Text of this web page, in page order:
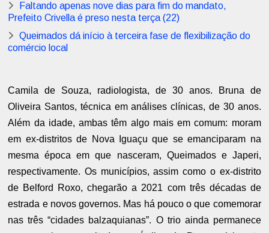
Faltando apenas nove dias para fim do mandato,
Prefeito Crivella é preso nesta terça (22)
Queimados dá início à terceira fase de flexibilização do
comércio local
Camila de Souza, radiologista, de 30 anos. Bruna de
Oliveira Santos, técnica em análises clínicas, de 30 anos.
Além da idade, ambas têm algo mais em comum: moram
em ex-distritos de Nova Iguaçu que se emanciparam na
mesma época em que nasceram, Queimados e Japeri,
respectivamente. Os municípios, assim como o ex-distrito
de Belford Roxo, chegarão a 2021 com três décadas de
estrada e novos governos. Mas há pouco o que comemorar
nas três “cidades balzaquianas”. O trio ainda permanece